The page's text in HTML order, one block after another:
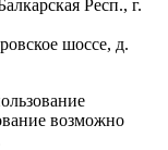
Респ., г.
шоссе, д.
возможно